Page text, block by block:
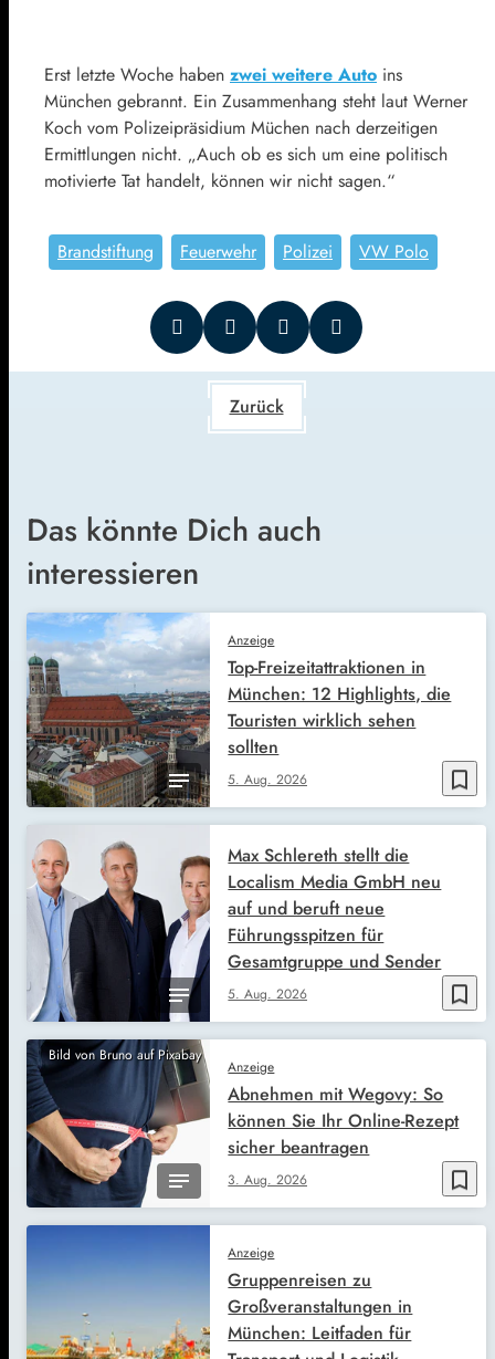
Erst letzte Woche haben zwei weitere Auto ins
München gebrannt. Ein Zusammenhang steht laut Werner
Koch vom Polizeipräsidium Müchen nach derzeitigen
Ermittlungen nicht. „Auch ob es sich um eine politisch
motivierte Tat handelt, können wir nicht sagen.“
Brandstiftung Feuerwehr Polizei VW Polo
Zurück
Das könnte Dich auch
interessieren
bookmark_border
Anzeige
5. Aug. 2026
Top-Freizeitattraktionen in
München: 12 Highlights, die
Touristen wirklich sehen
sollten
bookmark_border
5. Aug. 2026
Max Schlereth stellt die
Localism Media GmbH neu
auf und beruft neue
Führungsspitzen für
Gesamtgruppe und Sender
Bild von Bruno auf Pixabay
bookmark_border
Anzeige
3. Aug. 2026
Abnehmen mit Wegovy: So
können Sie Ihr Online-Rezept
sicher beantragen
Anzeige
Gruppenreisen zu
Großveranstaltungen in
München: Leitfaden für